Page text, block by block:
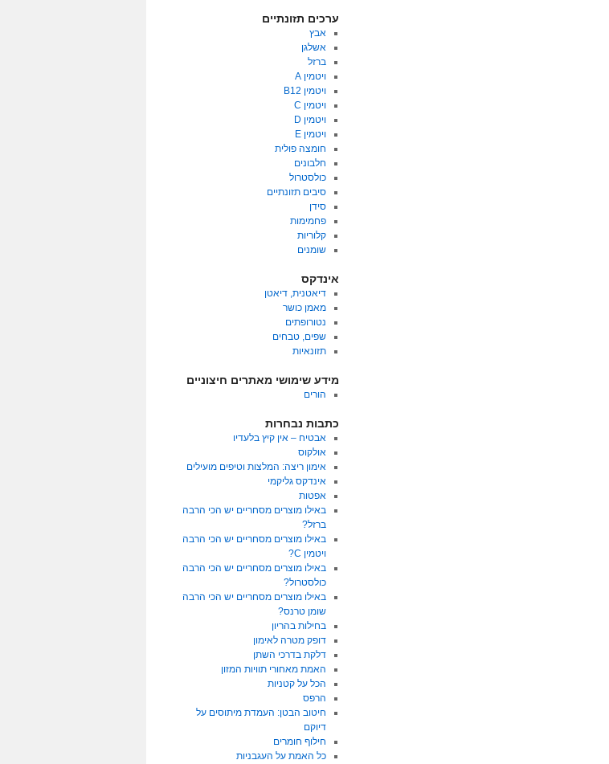
ערכים תזונתיים
אבץ
אשלגן
ברזל
ויטמין A
ויטמין B12
ויטמין C
ויטמין D
ויטמין E
חומצה פולית
חלבונים
כולסטרול
סיבים תזונתיים
סידן
פחמימות
קלוריות
שומנים
אינדקס
דיאטנית, דיאטן
מאמן כושר
נטורופתים
שפים, טבחים
תזונאיות
מידע שימושי מאתרים חיצוניים
הורים
כתבות נבחרות
אבטיח – אין קיץ בלעדיו
אולקוס
אימון ריצה: המלצות וטיפים מועילים
אינדקס גליקמי
אפטות
באילו מוצרים מסחריים יש הכי הרבה
ברזל?
באילו מוצרים מסחריים יש הכי הרבה
ויטמין C?
באילו מוצרים מסחריים יש הכי הרבה
כולסטרול?
באילו מוצרים מסחריים יש הכי הרבה
שומן טרנס?
בחילות בהריון
דופק מטרה לאימון
דלקת בדרכי השתן
האמת מאחורי תוויות המזון
הכל על קטניות
הרפס
חיטוב הבטן: העמדת מיתוסים על
דיוקם
חילוף חומרים
כל האמת על העגבניות